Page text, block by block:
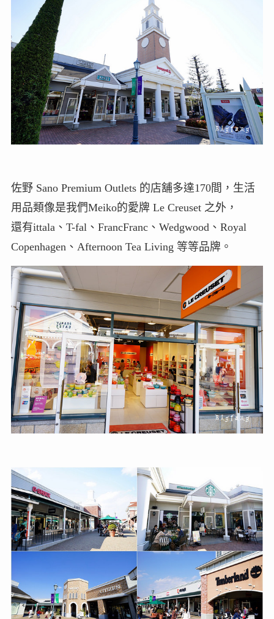
佐野 Sano Premium Outlets 的店舖多達170間，生活
用品類像是我們Meiko的愛牌 Le Creuset 之外，
還有ittala、T-fal、FrancFranc、Wedgwood、Royal
Copenhagen、Afternoon Tea Living 等等品牌。